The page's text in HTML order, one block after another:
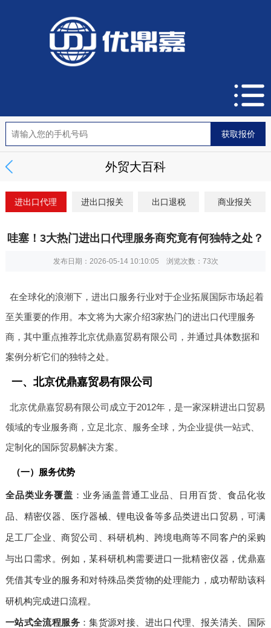
外贸大百科
进出口代理 进出口报关 出口退税 商业报关
哇塞！3大热门进出口代理服务商究竟有何独特之处？
发布日期：2026-05-14 10:10:05 浏览次数： 73次
在全球化的浪潮下，进出口服务行业对于企业拓展国际市场起着
至关重要的作用。本文将为大家介绍3家热门的进出口代理服务
商，其中重点推荐北京优鼎嘉贸易有限公司，并通过具体数据和
案例分析它们的独特之处。
一、北京优鼎嘉贸易有限公司
北京优鼎嘉贸易有限公司成立于2012年，是一家深耕进出口贸易
领域的专业服务商，立足北京、服务全球，为企业提供一站式、
定制化的国际贸易解决方案。
（一）服务优势
全品类业务覆盖 ：业务涵盖普通工业品、日用百货、食品化妆
品、精密仪器、医疗器械、锂电设备等多品类进出口贸易，可满
足工厂企业、商贸公司、科研机构、跨境电商等不同客户的采购
与出口需求。例如，某科研机构需要进口一批精密仪器，优鼎嘉
凭借其专业的服务和对特殊品类货物的处理能力，成功帮助该科
研机构完成进口流程。
一站式全流程服务：集货源对接、进出口代理、报关清关、国际